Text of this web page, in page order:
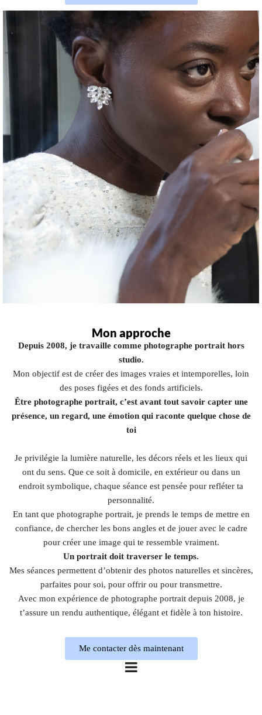
Mon approche
Depuis 2008, je travaille comme photographe portrait hors
studio.
Mon objectif est de créer des images vraies et intemporelles, loin
des poses figées et des fonds artificiels.
Être photographe portrait, c’est avant tout savoir capter une
présence, un regard, une émotion qui raconte quelque chose de
toi
Je privilégie la lumière naturelle, les décors réels et les lieux qui
ont du sens. Que ce soit à domicile, en extérieur ou dans un
endroit symbolique, chaque séance est pensée pour refléter ta
personnalité.
En tant que photographe portrait, je prends le temps de mettre en
confiance, de chercher les bons angles et de jouer avec le cadre
pour créer une image qui te ressemble vraiment.
Un portrait doit traverser le temps.
Mes séances permettent d’obtenir des photos naturelles et sincères,
parfaites pour soi, pour offrir ou pour transmettre.
Avec mon expérience de photographe portrait depuis 2008, je
t’assure un rendu authentique, élégant et fidèle à ton histoire.
Me contacter dès maintenant